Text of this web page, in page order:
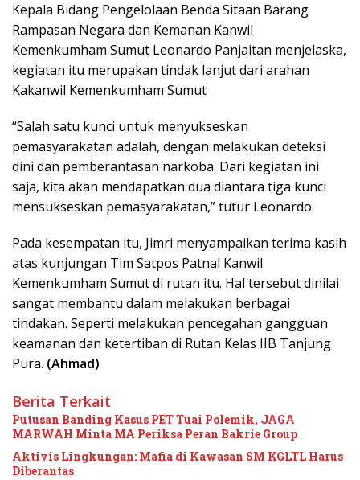
Kepala Bidang Pengelolaan Benda Sitaan Barang
Rampasan Negara dan Kemanan Kanwil
Kemenkumham Sumut Leonardo Panjaitan menjelaska,
kegiatan itu merupakan tindak lanjut dari arahan
Kakanwil Kemenkumham Sumut
“Salah satu kunci untuk menyukseskan
pemasyarakatan adalah, dengan melakukan deteksi
dini dan pemberantasan narkoba. Dari kegiatan ini
saja, kita akan mendapatkan dua diantara tiga kunci
mensukseskan pemasyarakatan,” tutur Leonardo.
Pada kesempatan itu, Jimri menyampaikan terima kasih
atas kunjungan Tim Satpos Patnal Kanwil
Kemenkumham Sumut di rutan itu. Hal tersebut dinilai
sangat membantu dalam melakukan berbagai
tindakan. Seperti melakukan pencegahan gangguan
keamanan dan ketertiban di Rutan Kelas IIB Tanjung
Pura. (Ahmad)
Berita Terkait
Putusan Banding Kasus PET Tuai Polemik, JAGA
MARWAH Minta MA Periksa Peran Bakrie Group
Aktivis Lingkungan: Mafia di Kawasan SM KGLTL Harus
Diberantas